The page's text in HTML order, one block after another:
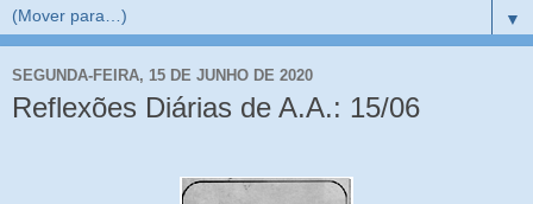
▼
SEGUNDA-FEIRA, 15 DE JUNHO DE 2020
Reflexões Diárias de A.A.: 15/06